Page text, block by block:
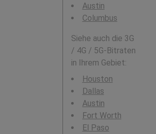
Austin
Columbus
Siehe auch die 3G
/ 4G / 5G-Bitraten
in Ihrem Gebiet:
Houston
Dallas
Austin
Fort Worth
El Paso